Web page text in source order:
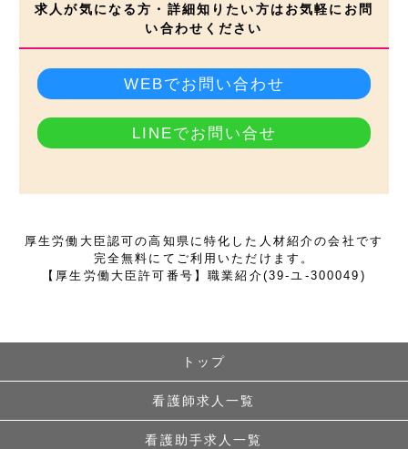
求人が気になる方・詳細知りたい方はお気軽にお問
い合わせください
WEBでお問い合わせ
LINEでお問い合せ
厚生労働大臣認可の高知県に特化した人材紹介の会社です
完全無料にてご利用いただけます。
【厚生労働大臣許可番号】職業紹介(39-ユ-300049)
トップ
看護師求人一覧
看護助手求人一覧